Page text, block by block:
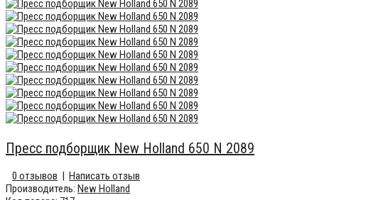
Пресс подборщик New Holland 650 N 2089
0 отзывов
Написать отзыв
Производитель: New Holland